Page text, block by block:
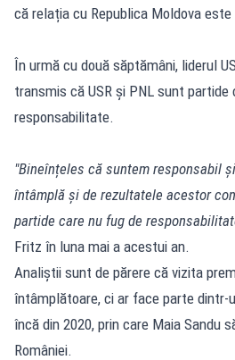
că relația cu Republica Moldova
În urmă cu două săptămâni, liderul
transmis că USR și PNL sunt partide
responsabilitate.
"Bineînțeles că suntem responsabil
întâmplă și de rezultatele acestor
partide care nu fug de
Fritz în luna mai a acestui an.
Analiștii sunt de părere că vizita
întâmplătoare, ci ar face parte dintr-
încă din 2020, prin care Maia Sandu
României.